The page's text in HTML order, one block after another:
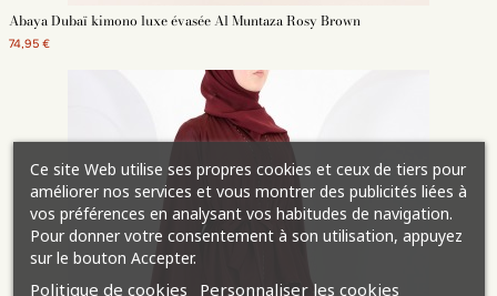
Abaya Dubaï kimono luxe évasée Al Muntaza Rosy Brown
74,95 €
Ce site Web utilise ses propres cookies et ceux de tiers pour
améliorer nos services et vous montrer des publicités liées à
vos préférences en analysant vos habitudes de navigation.
Pour donner votre consentement à son utilisation, appuyez
sur le bouton Accepter.
Politique de cookies Personnaliser les cookies